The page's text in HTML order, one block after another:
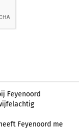
Feyenoord
Feyenoord me